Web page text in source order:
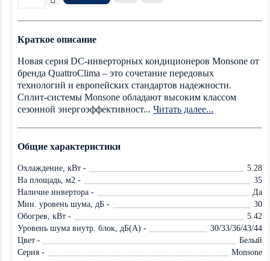
Краткое описание
Новая серия DC-инверторных кондиционеров Monsone от
бренда QuattroClima – это сочетание передовых
технологий и европейских стандартов надежности.
Сплит-системы Monsone обладают высоким классом
сезонной энергоэффективност... Читать далее...
Общие характеристики
Охлаждение, кВт -
5.28
На площадь, м2 -
35
Наличие инвертора -
Да
Мин. уровень шума, дБ -
30
Обогрев, кВт -
5.42
Уровень шума внутр. блок, дБ(А) -
30/33/36/43/44
Цвет -
Белый
Серия -
Monsone